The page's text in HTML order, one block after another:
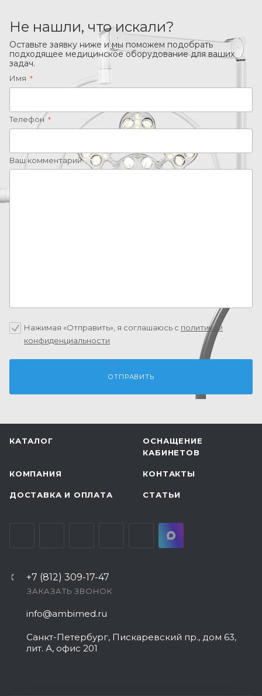
Не нашли, что искали?
Оставьте заявку ниже и мы поможем подобрать
подходящее медицинское оборудование для ваших
задач.
Имя *
Телефон *
Ваш комментарий
Нажимая «Отправить», я соглашаюсь c политикой
конфиденциальности
КАТАЛОГ
ОСНАЩЕНИЕ
КАБИНЕТОВ
КОМПАНИЯ КОНТАКТЫ
ДОСТАВКА И ОПЛАТА СТАТЬИ
+7 (812) 309-17-47
ЗАКАЗАТЬ ЗВОНОК
info@ambimed.ru
Санкт-Петербург, Пискаревский пр., дом 63,
лит. А, офис 201